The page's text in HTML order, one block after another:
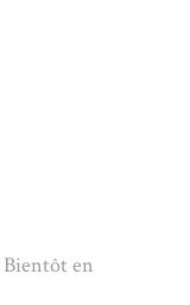
Bientôt en